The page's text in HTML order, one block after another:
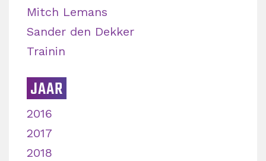
Mitch Lemans
Sander den Dekker
Trainin
JAAR
2016
2017
2018